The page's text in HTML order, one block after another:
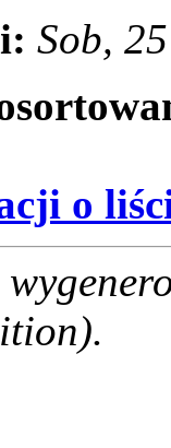
Sob,
o